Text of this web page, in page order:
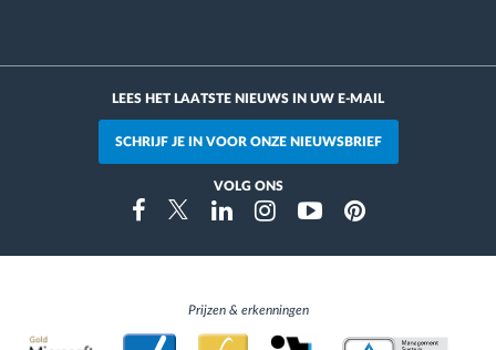
LEES HET LAATSTE NIEUWS IN UW E-MAIL
SCHRIJF JE IN VOOR ONZE NIEUWSBRIEF
VOLG ONS
FacebookTwitterLinkedinInstragramYoutubePinterest
Prijzen & erkenningen